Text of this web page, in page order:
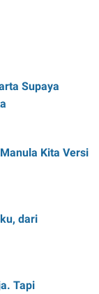
Supaya
Kita Versi
dari
Tapi